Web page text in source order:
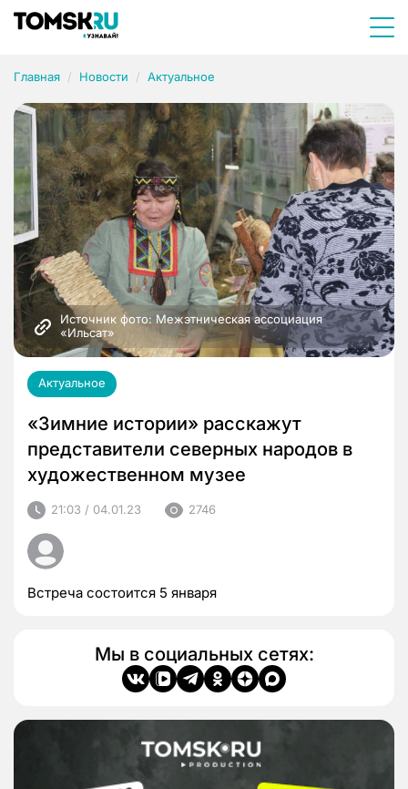
Главная Новости Актуальное
Источник фото: Межэтническая ассоциация
«Ильсат»
Актуальное
«Зимние истории» расскажут
представители северных народов в
художественном музее
21:03 / 04.01.23 2746
Встреча состоится 5 января
Мы в социальных сетях: